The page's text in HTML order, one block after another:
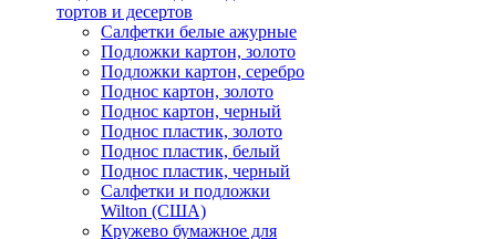
тортов и десертов
Салфетки белые ажурные
Подложки картон, золото
Подложки картон, серебро
Поднос картон, золото
Поднос картон, черный
Поднос пластик, золото
Поднос пластик, белый
Поднос пластик, черный
Салфетки и подложки
Wilton (США)
Кружево бумажное для